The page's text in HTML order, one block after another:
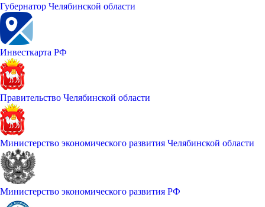
Губернатор Челябинской области
Инвесткарта РФ
Правительство Челябинской области
Министерство экономического развития Челябинской области
Министерство экономического развития РФ